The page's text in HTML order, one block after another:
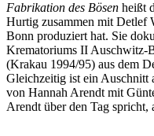
Fabrikation des Bösen heißt
Hurtig zusammen mit Detlef
Bonn produziert hat. Sie
Krematoriums II Auschwitz-
(Krakau 1994/95) aus dem
Gleichzeitig ist ein Auschnitt
von Hannah Arendt mit
Arendt über den Tag